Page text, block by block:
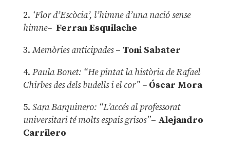
2. ‘Flor d’Escòcia’, l’himne d’una nació sense
himne– Ferran Esquilache
3. Memòries anticipades– Toni Sabater
4. Paula Bonet: “He pintat la història de Rafael
Chirbes des dels budells i el cor” –Óscar Mora
5. Sara Barquinero: “L’accés al professorat
universitari té molts espais grisos”– Alejandro
Carrilero